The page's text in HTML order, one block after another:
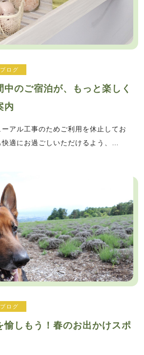
ブログ
中のご宿泊が、もっと楽しく
内
アル工事のためご利用を休止してお
快適にお過ごしいただけるよう、…
ブログ
愉しもう！春のお出かけスポ